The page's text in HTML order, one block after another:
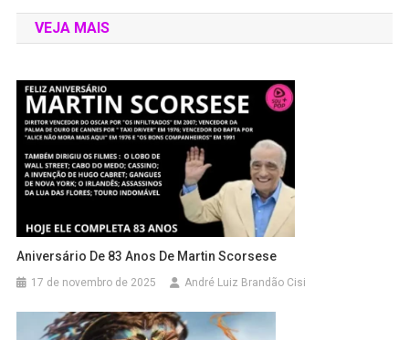
VEJA MAIS
Aniversário De 83 Anos De Martin Scorsese
17 de novembro de 2025 André Luiz Brandão Cisi